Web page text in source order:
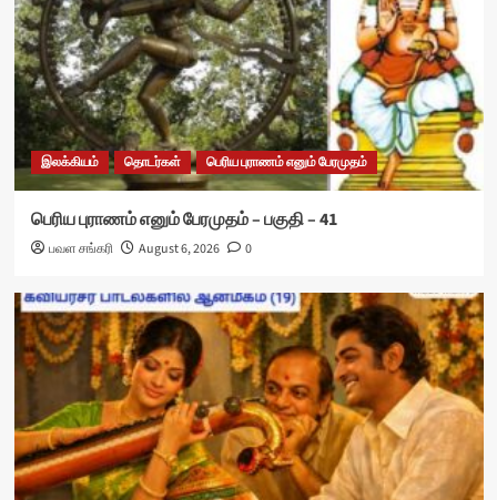
இலக்கியம் தொடர்கள் பெரிய புராணம் எனும் பேரமுதம்
பெரிய புராணம் எனும் பேரமுதம் – பகுதி – 41
பவள சங்கரி August 6, 2026 0